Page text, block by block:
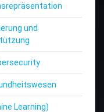
und
Learning)